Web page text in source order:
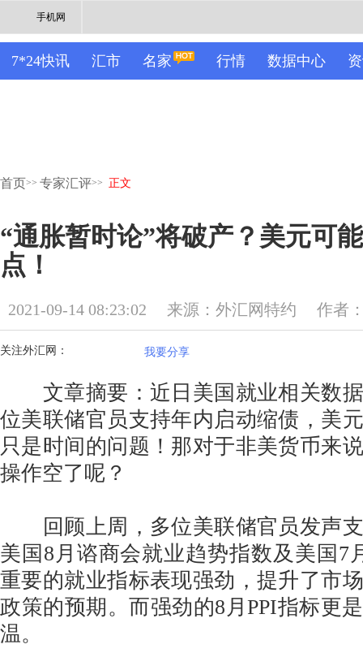
手机网
7*24快讯 汇市 名家 行情 数据中心
首页>> 专家汇评>> 正文
“通胀暂时论”将破产？美元可
点！
2021-09-14 08:23:02 来源：外汇网特约 作者
关注外汇网： 我要分享
文章摘要：近日美国就业相关数据
位美联储官员支持年内启动缩债，美
只是时间的问题！那对于非美货币来
操作空了呢？
回顾上周，多位美联储官员发声支
美国8月谘商会就业趋势指数及美国7
重要的就业指标表现强劲，提升了市
政策的预期。而强劲的8月PPI指标更
温。